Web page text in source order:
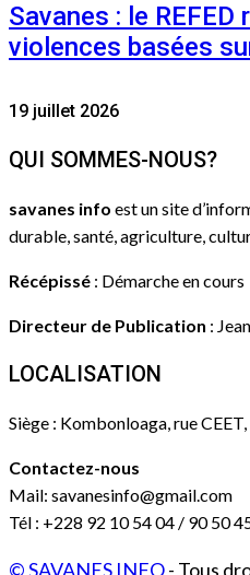
Savanes : le
violences basées
19 juillet 2026
QUI SOMMES-NOUS?
savanes info est un site
durable, santé, agriculture,
Récépissé : Démarche en cours
Directeur de Publication :
LOCALISATION
Siège : Kombonloaga, rue
Contactez-nous
Mail: savanesinfo@gmail.com
Tél : +228 92 10 54 04 / 90 50
© SAVANES INFO- Tous